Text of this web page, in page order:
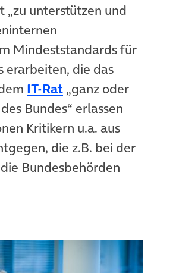
„zu unterstützen und
Mindeststandards für
erarbeiten, die das
IT-Rat(öffnet in neuem
„ganz oder
Bundes“ erlassen
Kritikern u.a. aus
die z.B. bei der
Bundesbehörden